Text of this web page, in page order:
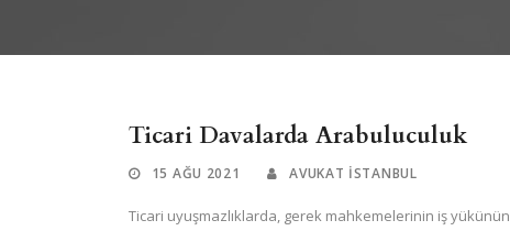
Ticari Davalarda Arabuluculuk
15 AĞU 2021 AVUKAT ISTANBUL
Ticari uyuşmazlıklarda, gerek mahkemelerinin iş yükünün